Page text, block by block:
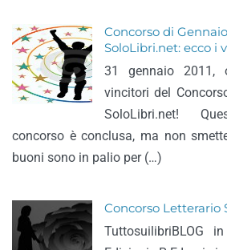
Concorso di Gennaio
SoloLibri.net: ecco i
31 gennaio
vincitori del
SoloLibri.net!
concorso è conclusa, ma non
buoni sono in palio per (…)
Concorso Letterario
TuttosuilibriBLOG